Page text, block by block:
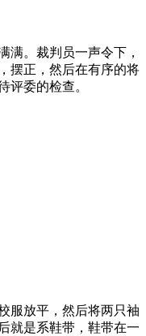
满。裁判员一声令下，
摆正，然后在有序的将
评委的检查。
服放平，然后将两只袖
就是系鞋带，鞋带在一